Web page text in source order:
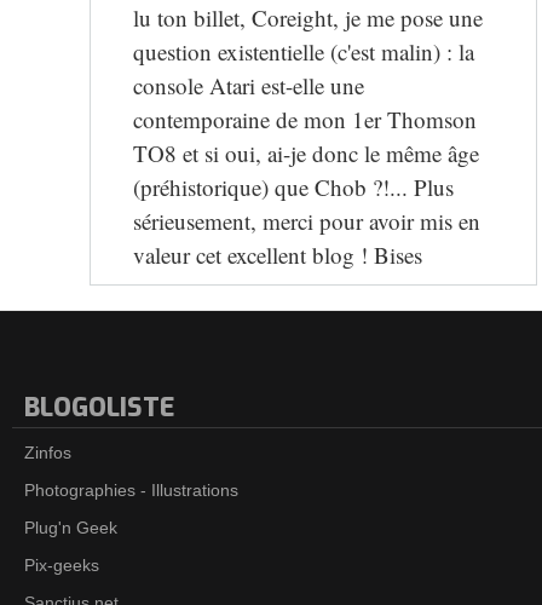
lu ton billet, Coreight, je me pose une
question existentielle (c'est malin) : la
console Atari est-elle une
contemporaine de mon 1er Thomson
TO8 et si oui, ai-je donc le même âge
(préhistorique) que Chob ?!... Plus
sérieusement, merci pour avoir mis en
valeur cet excellent blog ! Bises
BLOGOLISTE
Zinfos
Photographies - Illustrations
Plug'n Geek
Pix-geeks